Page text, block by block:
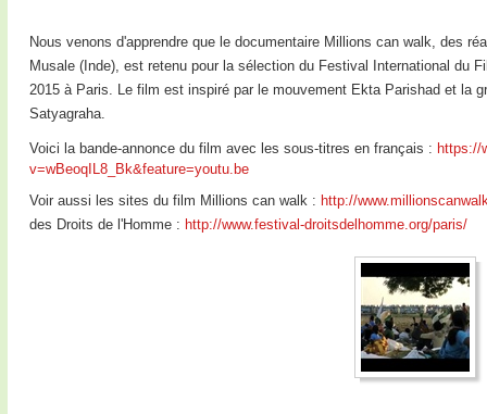
Nous venons d'apprendre que le documentaire Millions can walk, des
Musale (Inde), est retenu pour la sélection du Festival International du
2015 à Paris. Le film est inspiré par le mouvement Ekta Parishad et la
Satyagraha.
Voici la bande-annonce du film avec les sous-titres en français : https://
v=wBeoqIL8_Bk&feature=youtu.be
Voir aussi les sites du film Millions can walk : http://
des Droits de l'Homme : http://www.festival-droitsdelhomme.org/paris/